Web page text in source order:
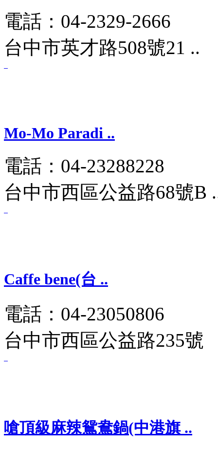
電話：04-2329-2666
台中市英才路508號21 ..
Mo-Mo Paradi ..
電話：04-23288228
台中市西區公益路68號B
Caffe bene(台 ..
電話：04-23050806
台中市西區公益路235號
嗆頂級麻辣鴛鴦鍋(中港旗 ..